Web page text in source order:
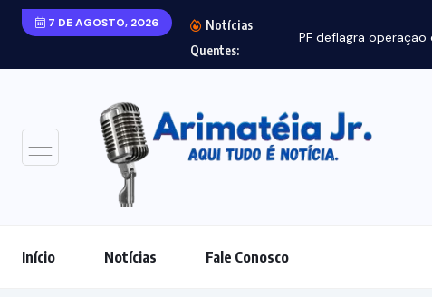
7 DE AGOSTO, 2026
Notícias
Quentes:
Início Notícias Fale Conosco